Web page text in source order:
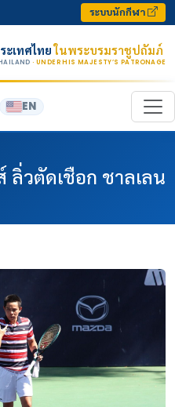
ระบบนักกีฬา
ะเทศไทยในพระบรมราชูปถัมภ์
· UNDER HIS MAJESTY’S PATRONAGE
EN
วตัดเชือก ชาลเลน